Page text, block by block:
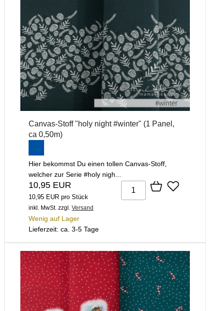
Canvas-Stoff "holy night #winter" (1 Panel,
ca 0,50m)
Hier bekommst Du einen tollen Canvas-Stoff,
welcher zur Serie #holy nigh...
10,95 EUR
10,95 EUR pro Stück
inkl. MwSt. zzgl. Versand
Wenig auf Lager
Lieferzeit: ca. 3-5 Tage